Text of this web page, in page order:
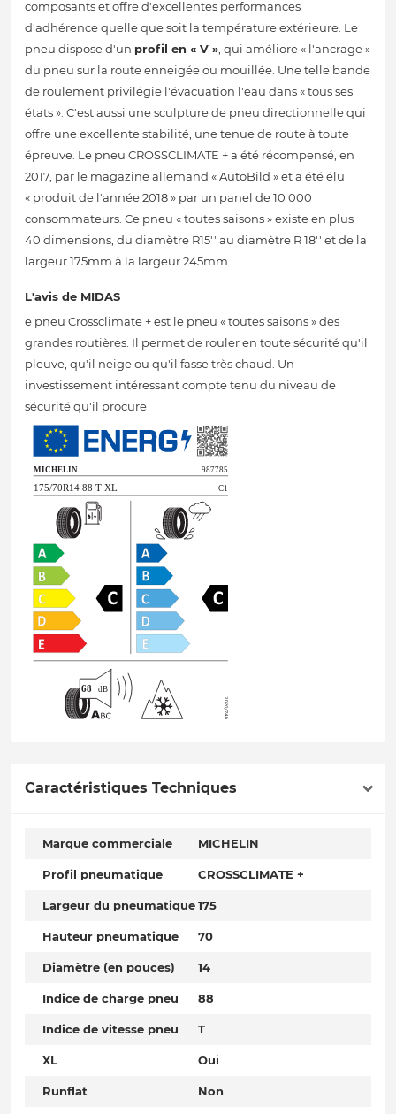
composants et offre d'excellentes performances
d'adhérence quelle que soit la température extérieure. Le
pneu dispose d'un profil en « V », qui améliore « l'ancrage »
du pneu sur la route enneigée ou mouillée. Une telle bande
de roulement privilégie l'évacuation l'eau dans « tous ses
états ». C'est aussi une sculpture de pneu directionnelle qui
offre une excellente stabilité, une tenue de route à toute
épreuve. Le pneu CROSSCLIMATE + a été récompensé, en
2017, par le magazine allemand « AutoBild » et a été élu
« produit de l'année 2018 » par un panel de 10 000
consommateurs. Ce pneu « toutes saisons » existe en plus
40 dimensions, du diamètre R15'' au diamètre R 18'' et de la
largeur 175mm à la largeur 245mm.
L'avis de MIDAS
e pneu Crossclimate + est le pneu « toutes saisons » des
grandes routières. Il permet de rouler en toute sécurité qu'il
pleuve, qu'il neige ou qu'il fasse très chaud. Un
investissement intéressant compte tenu du niveau de
sécurité qu'il procure
Caractéristiques Techniques
Marque commerciale MICHELIN
Profil pneumatique CROSSCLIMATE +
Largeur du pneumatique175
Hauteur pneumatique 70
Diamètre (en pouces) 14
Indice de charge pneu 88
Indice de vitesse pneu T
XL Oui
Runflat Non